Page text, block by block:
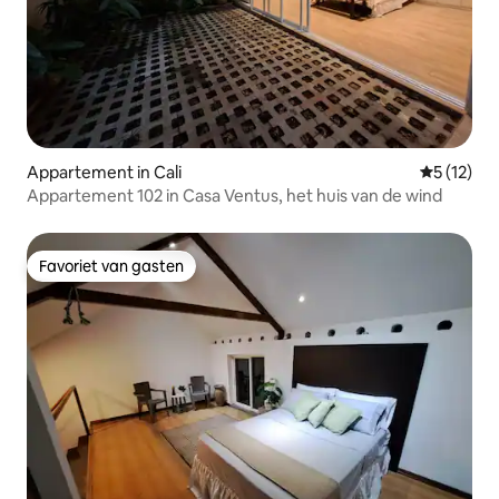
Appartement in Cali
5 (12)
Appartement 102 in Casa Ventus, het huis van de wind
Favoriet van gasten
Favoriet van gasten